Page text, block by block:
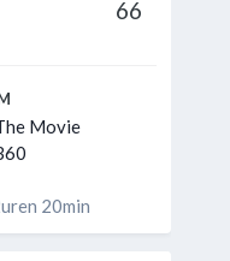
66
Movie
20min